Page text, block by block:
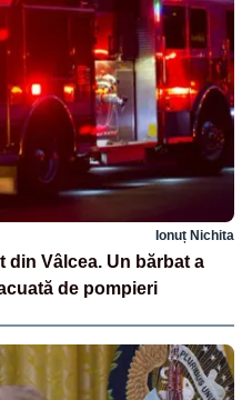
Ionuț Nichita
din Vâlcea. Un bărbat a
de pompieri